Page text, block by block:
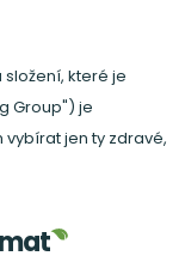
které je
Group") je
jen ty zdravé,